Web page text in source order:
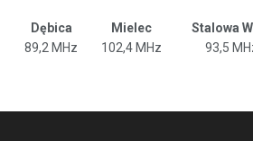
Dębica Mielec Stalowa
89,2 MHz
102,4 MHz 93,5